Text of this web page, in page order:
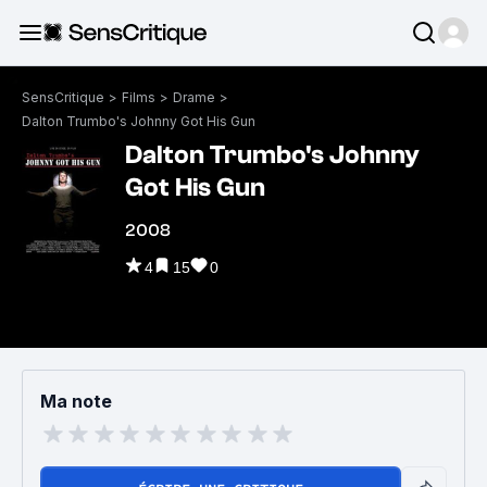
SensCritique > Films > Drame >
Dalton Trumbo's Johnny Got His Gun
Dalton Trumbo's Johnny
Got His Gun
2008
4 15 0
Ma note